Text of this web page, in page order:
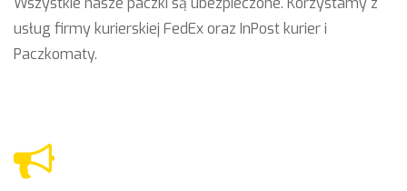
usług firmy kurierskiej FedEx oraz InPost kurier i
Paczkomaty.